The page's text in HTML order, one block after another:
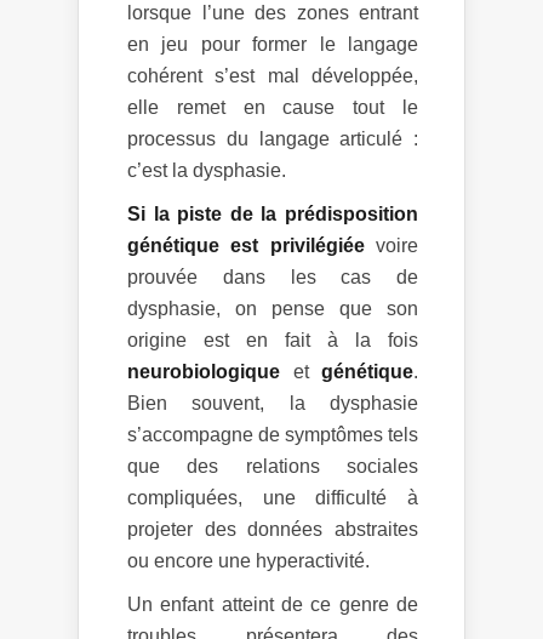
lorsque l’une des zones entrant
en jeu pour former le langage
cohérent s’est mal développée,
elle remet en cause tout le
processus du langage articulé :
c’est la dysphasie.
Si la piste de la prédisposition
génétique est privilégiéevoire
prouvée dans les cas de
dysphasie, on pense que son
origine est en fait à la fois
neurobiologique et génétique.
Bien souvent, la dysphasie
s’accompagne de symptômes tels
que des relations sociales
compliquées, une difficulté à
projeter des données abstraites
ou encore une hyperactivité.
Un enfant atteint de ce genre de